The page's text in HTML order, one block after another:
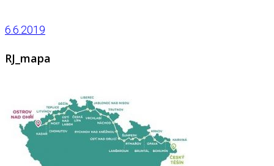
6.6.2019
RJ_mapa